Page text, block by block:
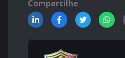
Compartilhe